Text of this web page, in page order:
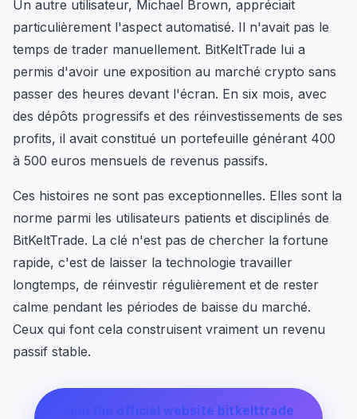
Un autre utilisateur, Michael Brown, appréciait
particulièrement l'aspect automatisé. Il n'avait pas le
temps de trader manuellement. BitKeltTrade lui a
permis d'avoir une exposition au marché crypto sans
passer des heures devant l'écran. En six mois, avec
des dépôts progressifs et des réinvestissements de ses
profits, il avait constitué un portefeuille générant 400
à 500 euros mensuels de revenus passifs.
Ces histoires ne sont pas exceptionnelles. Elles sont la
norme parmi les utilisateurs patients et disciplinés de
BitKeltTrade. La clé n'est pas de chercher la fortune
rapide, c'est de laisser la technologie travailler
longtemps, de réinvestir régulièrement et de rester
calme pendant les périodes de baisse du marché.
Ceux qui font cela construisent vraiment un revenu
passif stable.
Join the official website bitkelttrade